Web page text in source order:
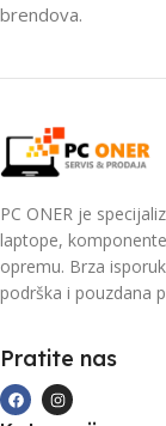
brendova.
PC ONER je
laptope,
opremu. Brza
podrška i pouzdana
Pratite nas